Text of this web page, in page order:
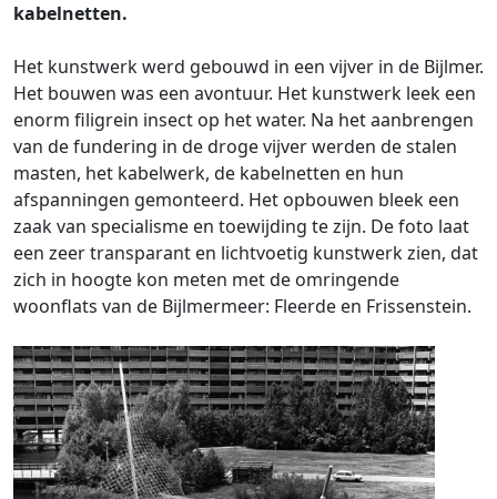
kabelnetten.
Het kunstwerk werd gebouwd in een vijver in de Bijlmer.
Het bouwen was een avontuur. Het kunstwerk leek een
enorm filigrein insect op het water. Na het aanbrengen
van de fundering in de droge vijver werden de stalen
masten, het kabelwerk, de kabelnetten en hun
afspanningen gemonteerd. Het opbouwen bleek een
zaak van specialisme en toewijding te zijn. De foto laat
een zeer transparant en lichtvoetig kunstwerk zien, dat
zich in hoogte kon meten met de omringende
woonflats van de Bijlmermeer: Fleerde en Frissenstein.